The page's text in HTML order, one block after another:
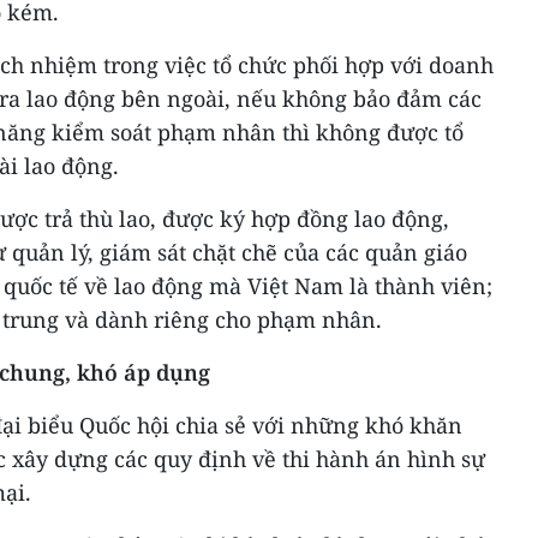
kém.
nhiệm trong việc tổ chức phối hợp với doanh
lao động bên ngoài, nếu không bảo đảm các
kiểm soát phạm nhân thì không được tổ
lao động.
trả thù lao, được ký hợp đồng lao động,
lý, giám sát chặt chẽ của các quản giáo
tế về lao động mà Việt Nam là thành viên;
và dành riêng cho phạm nhân.
khó áp dụng
biểu Quốc hội chia sẻ với những khó khăn
xây dựng các quy định về thi hành án hình sự